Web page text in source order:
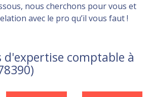
nous cherchons pour vous et
avec le pro qu’il vous faut !
d'expertise comptable à